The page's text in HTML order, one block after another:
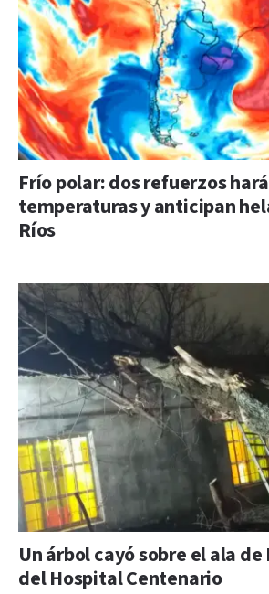
Frío polar: dos refuerzos
temperaturas y anticipan
Ríos
Un árbol cayó sobre el ala
del Hospital Centenario